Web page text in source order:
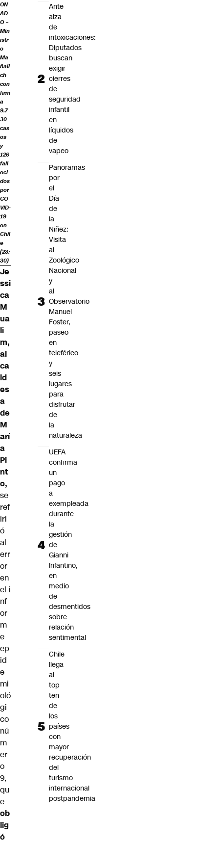
ON
AD
O –
Min
istr
o
Ma
ñali
ch
con
firm
a
9.7
30
cas
os
y
126
fall
eci
dos
por
CO
VID-
19
en
Chil
e
(23:
30)
Je
ssi
ca
M
ua
li
m,
al
ca
ld
es
a
de
M
arí
a
Pi
nt
o,
se
ref
iri
ó
al
err
or
en
el i
nf
or
m
e
ep
id
e
mi
oló
gi
co
nú
m
er
o
9,
qu
e
ob
lig
ó
Ante
alza
de
intoxicaciones:
Diputados
buscan
exigir
cierres
de
seguridad
infantil
en
líquidos
de
vapeo
Panoramas
por
el
Día
de
la
Niñez:
Visita
al
Zoológico
Nacional
y
al
Observatorio
Manuel
Foster,
paseo
en
teleférico
y
seis
lugares
para
disfrutar
de
la
naturaleza
UEFA
confirma
un
pago
a
exempleada
durante
la
gestión
de
Gianni
Infantino,
en
medio
de
desmentidos
sobre
relación
sentimental
Chile
llega
al
top
ten
de
los
países
con
mayor
recuperación
del
turismo
internacional
postpandemia